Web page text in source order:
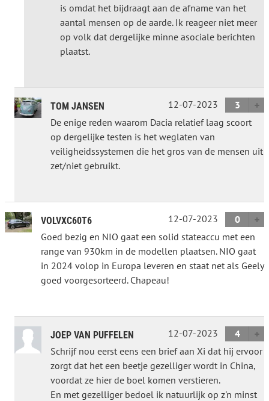
is omdat het bijdraagt aan de afname van het
aantal mensen op de aarde. Ik reageer niet meer
op volk dat dergelijke minne asociale berichten
plaatst.
TOM JANSEN 12-07-2023
3
De enige reden waarom Dacia relatief laag scoort
op dergelijke testen is het weglaten van
veiligheidssystemen die het gros van de mensen uit
zet/niet gebruikt.
VOLVXC60T6 12-07-2023
0
Goed bezig en NIO gaat een solid stateaccu met een
range van 930km in de modellen plaatsen. NIO gaat
in 2024 volop in Europa leveren en staat net als Geely
goed voorgesorteerd. Chapeau!
JOEP VAN PUFFELEN 12-07-2023
4
Schrijf nou eerst eens een brief aan Xi dat hij ervoor
zorgt dat het een beetje gezelliger wordt in China,
voordat ze hier de boel komen verstieren.
En met gezelliger bedoel ik natuurlijk op z'n minst